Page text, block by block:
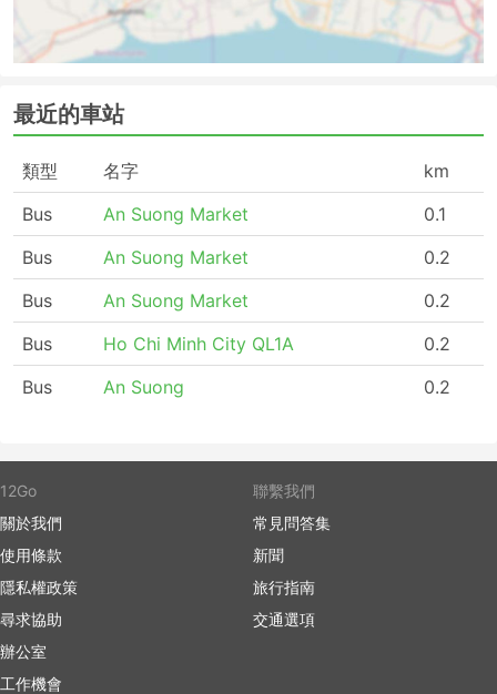
最近的車站
類型 名字
km
Bus
An Suong Market
0.1
Bus
An Suong Market
0.2
Bus
An Suong Market
0.2
Bus
Ho Chi Minh City QL1A
0.2
Bus
An Suong 0.2
12Go
關於我們
使用條款
隱私權政策
尋求協助
辦公室
工作機會
聯繫我們
常見問答集
新聞
旅行指南
交通選項